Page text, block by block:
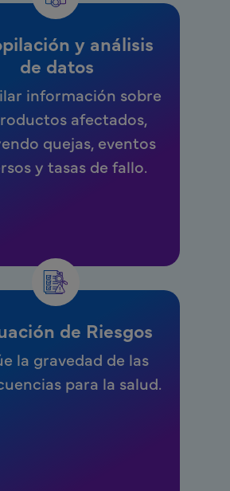
y análisis
de datos
información sobre
afectados,
quejas, eventos
y tasas de fallo.
de Riesgos
la gravedad de las
para la salud.